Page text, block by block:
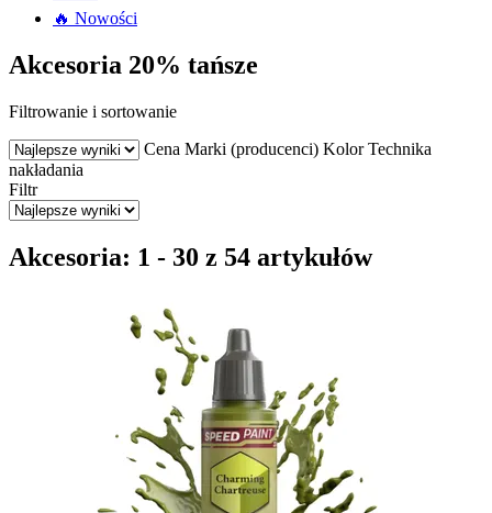
🔥 Nowości
Akcesoria 20% tańsze
Filtrowanie i sortowanie
Cena Marki (producenci) Kolor Technika
nakładania
Filtr
Akcesoria: 1 - 30 z 54 artykułów